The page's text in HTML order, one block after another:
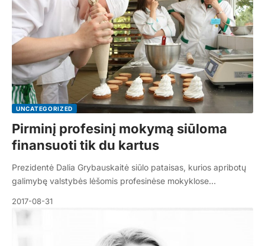
UNCATEGORIZED
Pirminį profesinį mokymą siūloma
finansuoti tik du kartus
Prezidentė Dalia Grybauskaitė siūlo pataisas, kurios apribotų
galimybę valstybės lėšomis profesinėse mokyklose…
2017-08-31